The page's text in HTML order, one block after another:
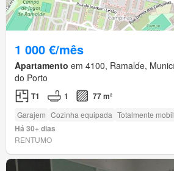
1 000 €/mês
Apartamento em 4100, Ramalde,
do Porto
T1 1 77 m²
Garajem Cozinha equipada Totalmente
Há 30+ dias
RENTUMO